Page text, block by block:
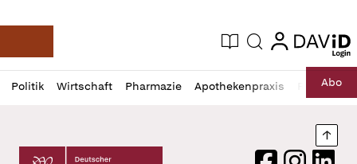
Deutsche Apotheker Zeitung
Aktuelle Ausgabe
Suche login
login
Politik Wirtschaft Pharmazie Apothekenpraxis RechtAbo
Profil
öffnen
Daz
Pur
Deutscher Apotheker Verlag Logo
FacebookInstagram